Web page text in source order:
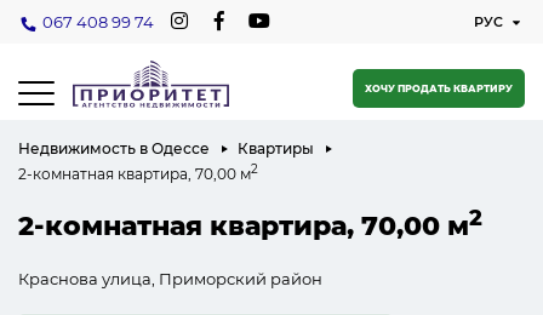
067 408 99 74
ХОЧУ ПРОДАТЬ КВАРТИРУ
Недвижимость в Одессе
Квартиры
2-комнатная квартира, 70,00 м2
2-комнатная квартира, 70,00 м2
Краснова улица, Приморский район